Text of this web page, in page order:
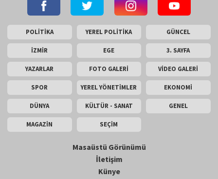
POLİTİKA YEREL POLİTİKA GÜNCEL
İZMİR EGE 3. SAYFA
YAZARLAR FOTO GALERİ VİDEO GALERİ
SPOR YEREL YÖNETİMLER EKONOMİ
DÜNYA KÜLTÜR - SANAT GENEL
MAGAZİN SEÇİM
Masaüstü Görünümü
İletişim
Künye